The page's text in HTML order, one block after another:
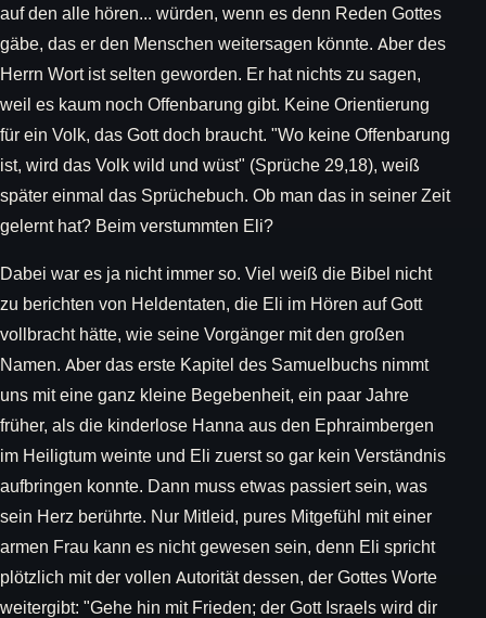
auf den alle hören... würden, wenn es denn Reden Gottes
gäbe, das er den Menschen weitersagen könnte. Aber des
Herrn Wort ist selten geworden. Er hat nichts zu sagen,
weil es kaum noch Offenbarung gibt. Keine Orientierung
für ein Volk, das Gott doch braucht. "Wo keine Offenbarung
ist, wird das Volk wild und wüst" (Sprüche 29,18), weiß
später einmal das Sprüchebuch. Ob man das in seiner Zeit
gelernt hat? Beim verstummten Eli?
Dabei war es ja nicht immer so. Viel weiß die Bibel nicht
zu berichten von Heldentaten, die Eli im Hören auf Gott
vollbracht hätte, wie seine Vorgänger mit den großen
Namen. Aber das erste Kapitel des Samuelbuchs nimmt
uns mit eine ganz kleine Begebenheit, ein paar Jahre
früher, als die kinderlose Hanna aus den Ephraimbergen
im Heiligtum weinte und Eli zuerst so gar kein Verständnis
aufbringen konnte. Dann muss etwas passiert sein, was
sein Herz berührte. Nur Mitleid, pures Mitgefühl mit einer
armen Frau kann es nicht gewesen sein, denn Eli spricht
plötzlich mit der vollen Autorität dessen, der Gottes Worte
weitergibt: "Gehe hin mit Frieden; der Gott Israels wird dir